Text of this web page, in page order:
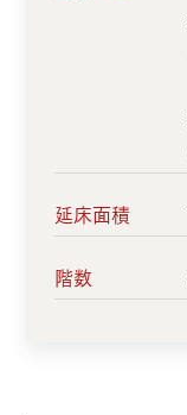
延床面積
階数